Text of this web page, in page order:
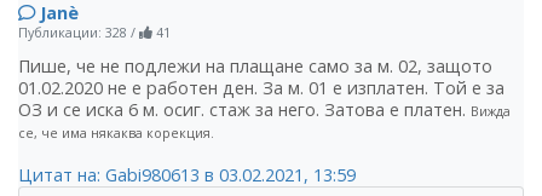
Janѐ
Публикации: 328 / 41
Пише, че не подлежи на плащане само за м. 02, защото
01.02.2020 не е работен ден. За м. 01 е изплатен. Той е за
ОЗ и се иска 6 м. осиг. стаж за него. Затова е платен. Вижда
се, че има някаква корекция.
Цитат на: Gabi980613 в 03.02.2021, 13:59